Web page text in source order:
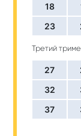
18
23
Третий
27
32
37